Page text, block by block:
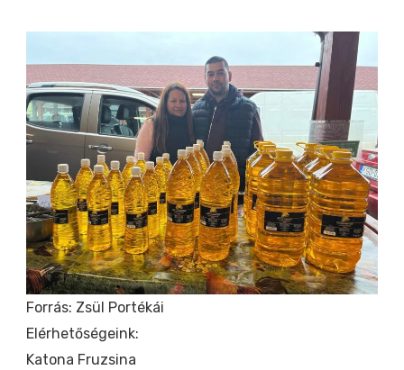
Forrás: Zsül Portékái
Elérhetőségeink:
Katona Fruzsina